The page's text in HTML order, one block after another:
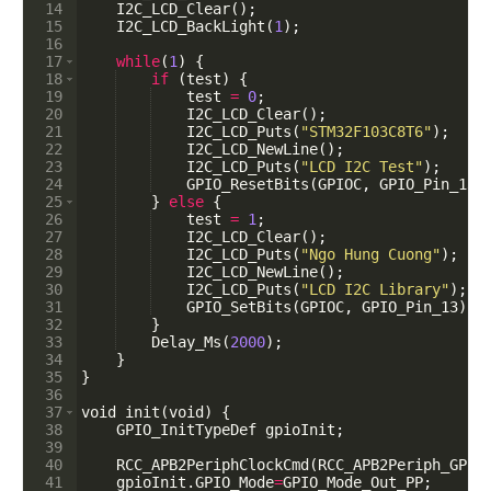
14
15
16
17
18
19
20
21
22
23
24
25
26
27
28
29
30
31
32
33
34
35
36
37
38
39
40
41
I2C_LCD_Clear( ) ;
I2C_LCD_BackLight (1 ) ;
while(1 )
{
if
(test)
{
test = 0;
I2C_LCD_Clear( ) ;
I2C_LCD_Puts ( "STM32F103C8T6") ;
I2C_LCD_NewLine( ) ;
I2C_LCD_Puts ( "LCD I2C Test") ;
GPIO_ResetBits (GPIOC, GPIO_Pin_13
}
else {
test = 1 ;
I2C_LCD_Clear( ) ;
I2C_LCD_Puts ( "Ngo Hung Cuong") ;
I2C_LCD_NewLine( ) ;
I2C_LCD_Puts ( "LCD I2C Library") ;
GPIO_SetBits (GPIOC, GPIO_Pin_13)
}
Delay_Ms (2000) ;
}
}
void
init (void )
{
GPIO_InitTypeDef gpioInit ;
RCC_APB2PeriphClockCmd (
gpioInit .GPIO_Mode=GPIO_Mode_Out_PP;